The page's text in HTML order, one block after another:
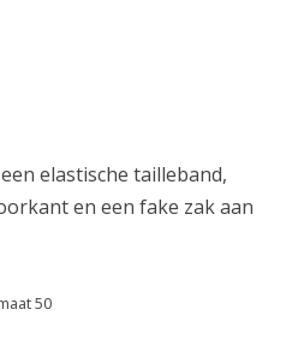
elastische tailleband,
en een fake zak aan
50